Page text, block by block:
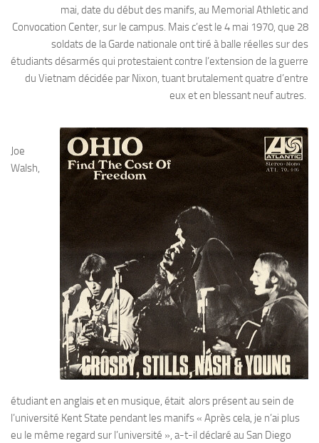
mai, date du début des manifs, au Memorial Athletic and
Convocation Center, sur le campus. Mais c’est le 4 mai 1970, que 28
soldats de la Garde nationale ont tiré à balle réelles sur des
étudiants désarmés qui protestaient contre l’extension de la guerre
du Vietnam décidée par Nixon, tuant brutalement quatre d’entre
eux et en blessant neuf autres.
Joe
Walsh,
étudiant en anglais et en musique, était alors présent au sein de
l’université Kent State pendant les manifs « Après cela, je n’ai plus
eu le même regard sur l’université », a-t-il déclaré au San Diego